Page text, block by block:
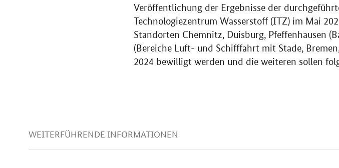
Veröffentlichung der Ergebnisse der
Technologiezentrum Wasserstoff (ITZ) im Mai
Standorten Chemnitz, Duisburg, Pfeffenhausen
(Bereiche Luft- und Schifffahrt mit Stade,
2024 bewilligt werden und die weiteren sollen
WEITERFÜHRENDE INFORMATIONEN